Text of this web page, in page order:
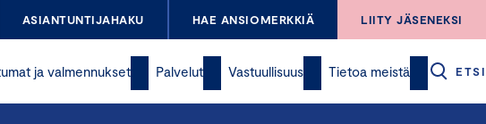
ASIANTUNTIJAHAKU HAE ANSIOMERKKIÄ LIITY JÄSENEKSI
ja valmennukset Palvelut Vastuullisuus Tietoa meistä ETSI